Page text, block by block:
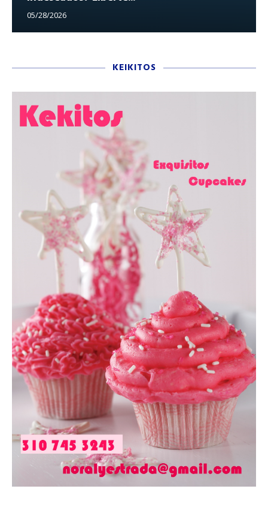
05/28/2026
KEIKITOS